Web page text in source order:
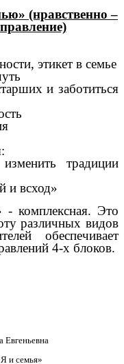
(нравственно –
этикет в семье
и заботиться
традиции
и всход»
Это
различных видов
обеспечивает
4-х блоков.
Евгеньевна
и семья»